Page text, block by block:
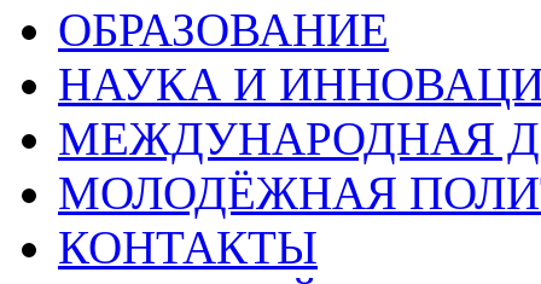
ОБРАЗОВАНИЕ
НАУКА И
МЕЖДУНАРОДНАЯ
МОЛОДЁЖНАЯ
КОНТАКТЫ